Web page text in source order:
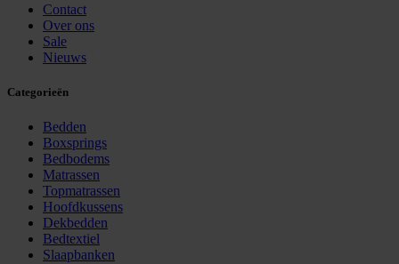
Contact
Over ons
Sale
Nieuws
Categorieën
Bedden
Boxsprings
Bedbodems
Matrassen
Topmatrassen
Hoofdkussens
Dekbedden
Bedtextiel
Slaapbanken